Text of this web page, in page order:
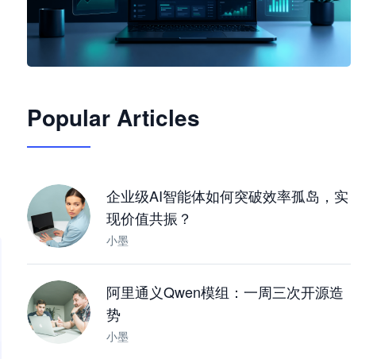
JimoClaw 桌面 AI Agent 工作台
Popular Articles
企业级AI智能体如何突破效率孤岛，实
现价值共振？
小墨
阿里通义Qwen模组：一周三次开源造
势
小墨